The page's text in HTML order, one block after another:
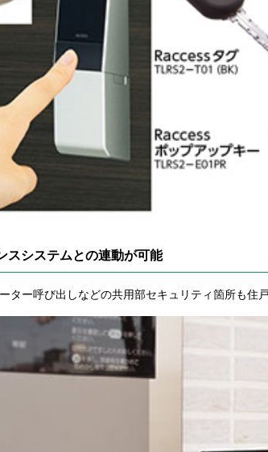
スシステムとの連動が可能
ター呼び出しなどの共用部セキュリティ箇所も住